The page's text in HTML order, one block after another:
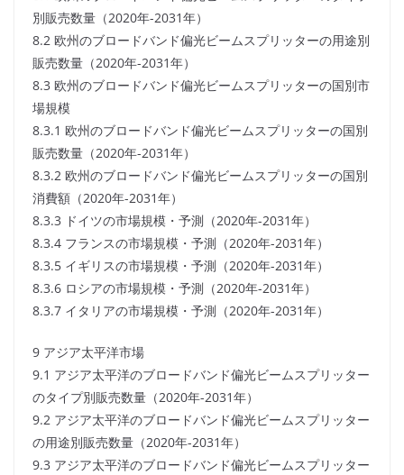
別販売数量（2020年-2031年）
8.2 欧州のブロードバンド偏光ビームスプリッターの用途別
販売数量（2020年-2031年）
8.3 欧州のブロードバンド偏光ビームスプリッターの国別市
場規模
8.3.1 欧州のブロードバンド偏光ビームスプリッターの国別
販売数量（2020年-2031年）
8.3.2 欧州のブロードバンド偏光ビームスプリッターの国別
消費額（2020年-2031年）
8.3.3 ドイツの市場規模・予測（2020年-2031年）
8.3.4 フランスの市場規模・予測（2020年-2031年）
8.3.5 イギリスの市場規模・予測（2020年-2031年）
8.3.6 ロシアの市場規模・予測（2020年-2031年）
8.3.7 イタリアの市場規模・予測（2020年-2031年）
9 アジア太平洋市場
9.1 アジア太平洋のブロードバンド偏光ビームスプリッター
のタイプ別販売数量（2020年-2031年）
9.2 アジア太平洋のブロードバンド偏光ビームスプリッター
の用途別販売数量（2020年-2031年）
9.3 アジア太平洋のブロードバンド偏光ビームスプリッター